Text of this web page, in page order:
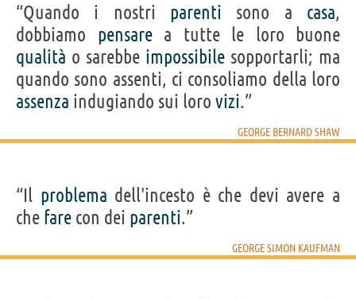
“Quando i nostri parenti sono a casa,
dobbiamo pensarea tutte le loro buone
qualità o sarebbe impossibile sopportarli; ma
quando sono assenti, ci consoliamo della loro
assenza indugiando sui loro vizi.”
GEORGE BERNARD SHAW
“Il problema dell'incesto è che devi avere a
che fare con dei parenti.”
GEORGE SIMON KAUFMAN